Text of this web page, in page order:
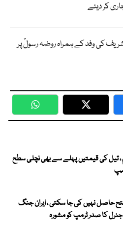
کر دیئے
کی وفد کے ہمراہ روضہ رسولؐ پر
WhatsApp Twitter
، تیل کی قیمتیں پہلے سے بھی نچلی سطح
حاصل نہیں کی جا سکتی ، ایران جنگ
کا صدر ٹرمپ کو مشورہ